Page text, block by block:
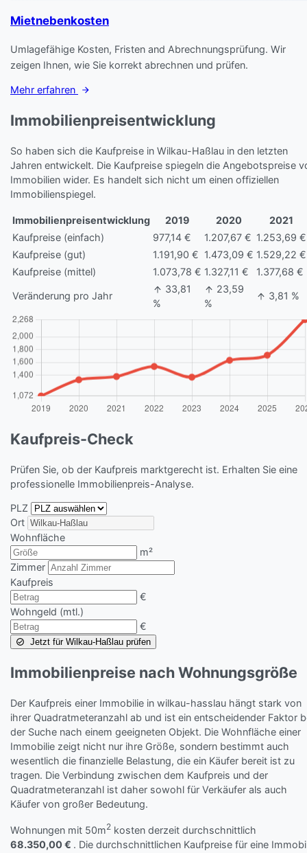
Mietnebenkosten
Umlagefähige Kosten, Fristen and Abrechnungsprüfung. Wir
zeigen Ihnen, wie Sie korrekt abrechnen und prüfen.
Mehr erfahren
Immobilienpreisentwicklung
So haben sich die Kaufpreise in Wilkau-Haßlau in den letzten
Jahren entwickelt. Die Kaufpreise spiegeln die Angebotspreise
Immobilien wider. Es handelt sich nicht um einen offiziellen
Immobilienspiegel.
Immobilienpreisentwicklung 2019 2020
2021
Kaufpreise (einfach)
977,14 € 1.207,67 € 1.253,69 €
Kaufpreise (gut)
1.191,90 € 1.473,09 € 1.529,22 €
Kaufpreise (mittel)
1.073,78 € 1.327,11 € 1.377,68 €
Veränderung pro Jahr
33,81
%
23,59
%
3,81 %
Kaufpreis-Check
Prüfen Sie, ob der Kaufpreis marktgerecht ist. Erhalten Sie eine
professionelle Immobilienpreis-Analyse.
PLZ
Ort
Wohnfläche
m²
Zimmer
Kaufpreis
€
Wohngeld (mtl.)
€
Jetzt für Wilkau-Haßlau prüfen
Immobilienpreise nach Wohnungsgröße
Der Kaufpreis einer Immobilie in wilkau-hasslau hängt stark von
ihrer Quadratmeteranzahl ab und ist ein entscheidender Faktor
der Suche nach einem geeigneten Objekt. Die Wohnfläche einer
Immobilie zeigt nicht nur ihre Größe, sondern bestimmt auch
wesentlich die finanzielle Belastung, die ein Käufer bereit ist zu
tragen. Die Verbindung zwischen dem Kaufpreis und der
Quadratmeteranzahl ist daher sowohl für Verkäufer als auch
Käufer von großer Bedeutung.
Wohnungen mit 50m2 kosten derzeit durchschnittlich
68.350,00 € . Die durchschnittlichen Kaufpreise für eine